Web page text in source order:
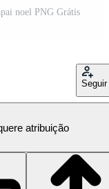
noel PNG Grátis
Seguir
atribuição